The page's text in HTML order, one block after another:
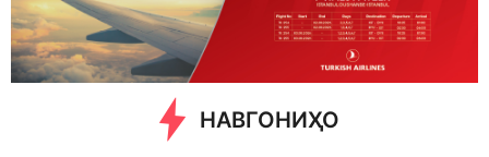
g
o
НАВГОНИҲО